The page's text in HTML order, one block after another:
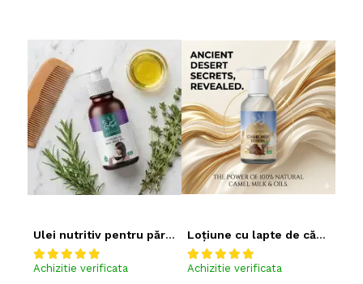
Ulei nutritiv pentru păr Amestec concentrat de 7 uleiuri vegetale – Tratament intensiv pentru regenerare și anti-cădere a părului
Achizitie verificata
Loțiune cu lapte de cămilă - Al Jasmine
Achizitie verificata